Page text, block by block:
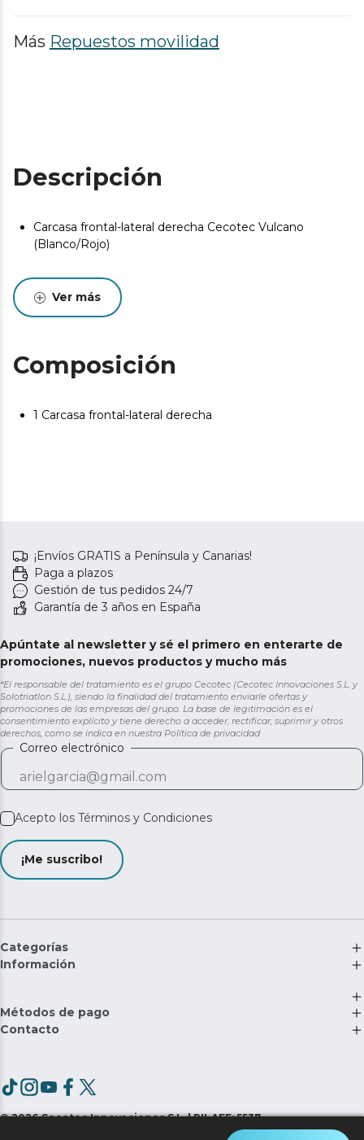
Más Repuestos movilidad
Descripción
Carcasa frontal-lateral derecha Cecotec Vulcano
(Blanco/Rojo)
Ver más
Composición
1 Carcasa frontal-lateral derecha
¡Envíos GRATIS a Península y Canarias!
Paga a plazos
Gestión de tus pedidos 24/7
Garantía de 3 años en España
Apúntate al newsletter y sé el primero en enterarte de
promociones, nuevos productos y mucho más
*El responsable del tratamiento es el grupo Cecotec (Cecotec Innovaciones S.L. y
Solotriatlon S.L.), siendo la finalidad del tratamiento enviarle ofertas y
promociones de las empresas del grupo. La base de legitimación es el
consentimiento explícito y tiene derecho a acceder, rectificar, suprimir y otros
derechos, como se indica en nuestra Política de privacidad
Correo electrónico
Acepto los Términos y Condiciones
¡Me suscribo!
Categorías
Información
Métodos de pago
Contacto
©2026 Cecotec Innovaciones S.L. | RII-AEE: 5537